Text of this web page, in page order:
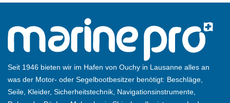
Seit 1946 bieten wir im Hafen von Ouchy in Lausanne alles an
was der Motor- oder Segelbootbesitzer benötigt: Beschläge,
Seile, Kleider, Sicherheitstechnik, Navigationsinstrumente,